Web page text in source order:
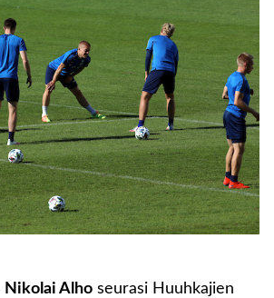
Nikolai Alho seurasi Huuhkajien